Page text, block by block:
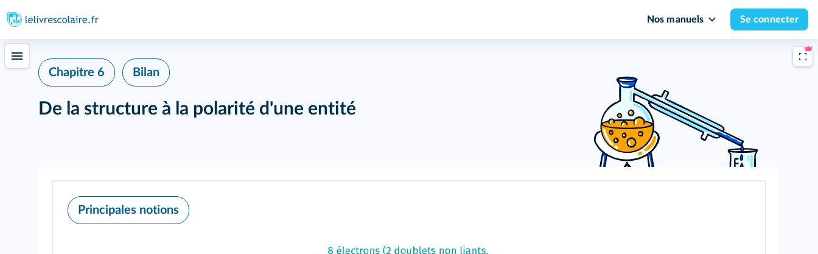
Nos manuels Se connecter
Chapitre 6 Bilan
De la structure à la polarité d'une entité
Principales notions